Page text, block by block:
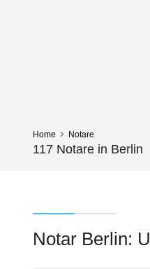
Home Notare
117 Notare in Berlin
Notar Berlin: